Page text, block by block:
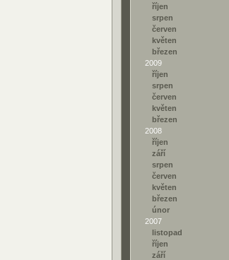
říjen
srpen
červen
květen
březen
2009
říjen
srpen
červen
květen
březen
2008
říjen
září
srpen
červen
květen
březen
únor
2007
listopad
říjen
září